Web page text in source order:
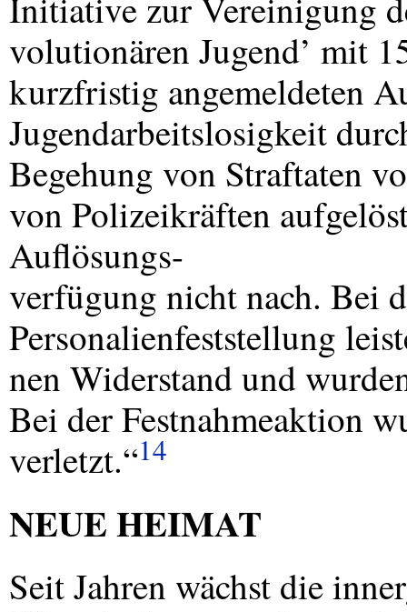
volutionären Jugend’ mit
kurzfristig angemeldeten
Jugendarbeitslosigkeit
Begehung von Straftaten
von Polizeikräften
Auflösungs-
verfügung nicht nach. Bei
Personalienfeststellung
nen Widerstand und
Bei der Festnahmeaktion
verletzt.“14
NEUEHEIMAT
Seit Jahren wächst die